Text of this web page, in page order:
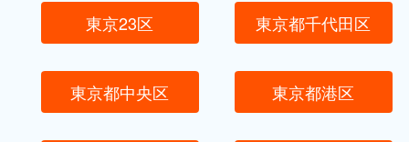
東京23区 東京都千代田区
東京都中央区 東京都港区